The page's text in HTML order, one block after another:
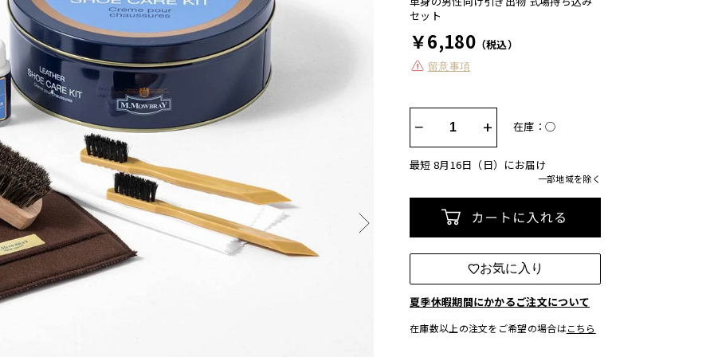
セット
￥6,180（税込）
留意事項
− + 在庫：◯
最短 8月16日（日）にお届け
一部地域を除く
お気に入り
夏季休暇期間にかかるご注文について
在庫数以上の注文をご希望の場合はこちら